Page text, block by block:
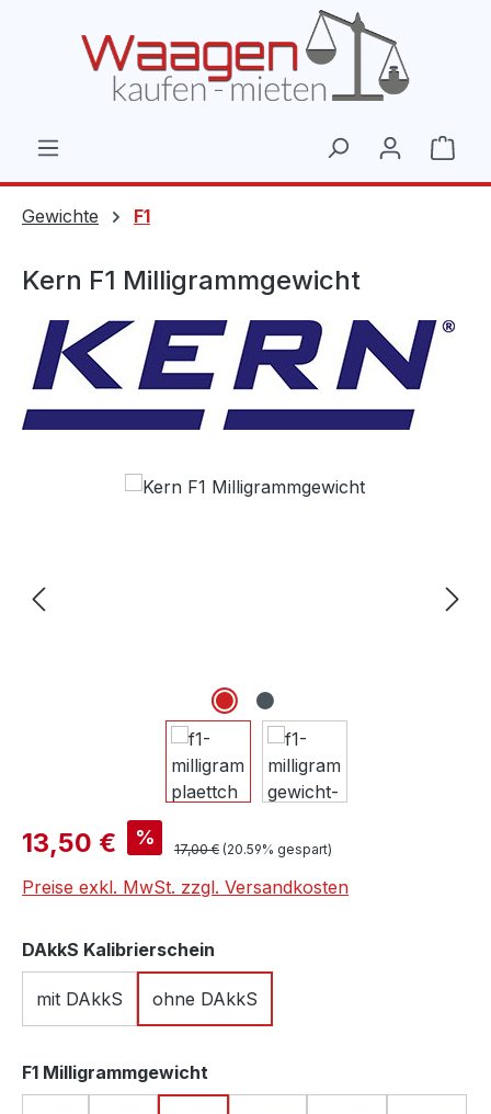
Gewichte F1
Kern F1 Milligrammgewicht
Bildergalerie überspringen
Verkaufspreis:
13,50 € % Regulärer Preis:
17,00 € (20.59% gespart)
Preise exkl. MwSt. zzgl. Versandkosten
DAkkS Kalibrierschein
mit DAkkS ohne DAkkS
F1 Milligrammgewicht